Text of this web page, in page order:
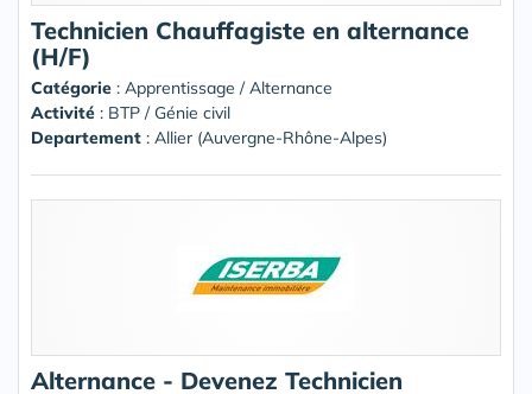
Technicien Chauffagiste en alternance
(H/F)
Catégorie : Apprentissage / Alternance
Activité : BTP / Génie civil
Departement : Allier (Auvergne-Rhône-Alpes)
Alternance - Devenez Technicien